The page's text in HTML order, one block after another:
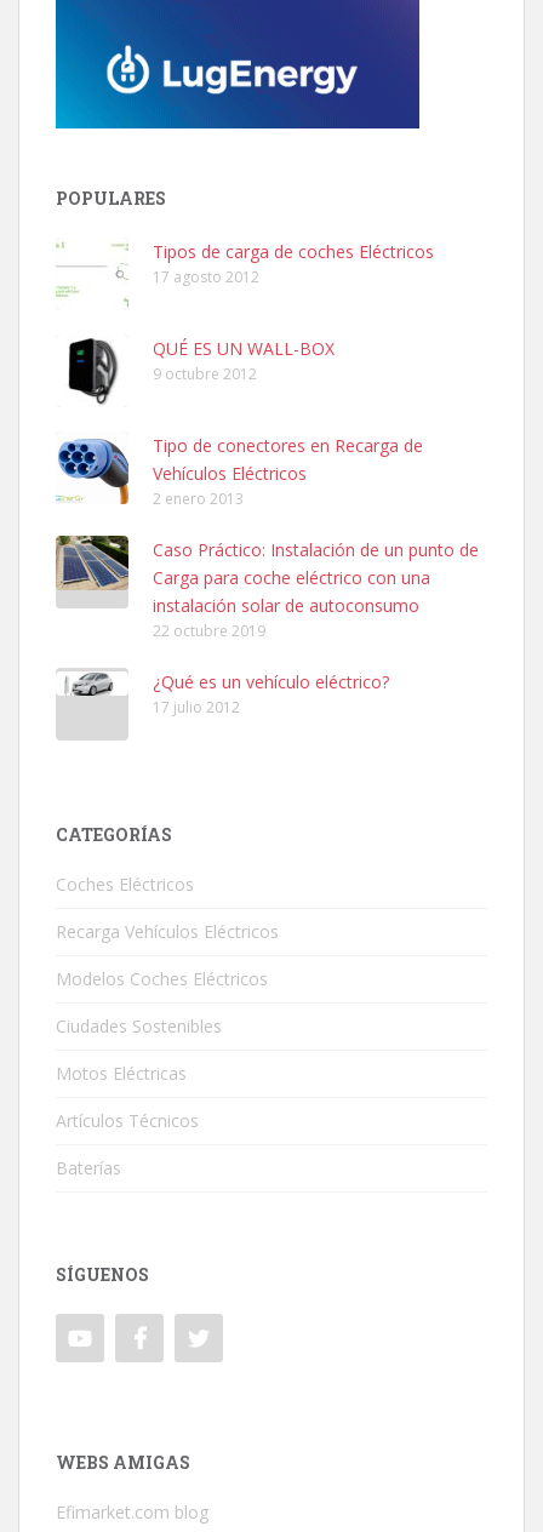
POPULARES
Tipos de carga de coches Eléctricos
17 agosto 2012
QUÉ ES UN WALL-BOX
9 octubre 2012
Tipo de conectores en Recarga de
Vehículos Eléctricos
2 enero 2013
Caso Práctico: Instalación de un punto de
Carga para coche eléctrico con una
instalación solar de autoconsumo
22 octubre 2019
¿Qué es un vehículo eléctrico?
17 julio 2012
CATEGORÍAS
Coches Eléctricos
Recarga Vehículos Eléctricos
Modelos Coches Eléctricos
Ciudades Sostenibles
Motos Eléctricas
Artículos Técnicos
Baterías
SÍGUENOS
WEBS AMIGAS
Efimarket.com blog